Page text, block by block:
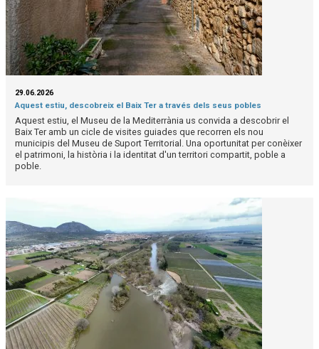
29.06.2026
Aquest estiu, descobreix el Baix Ter a través dels seus pobles
Aquest estiu, el Museu de la Mediterrània us convida a descobrir el
Baix Ter amb un cicle de visites guiades que recorren els nou
municipis del Museu de Suport Territorial. Una oportunitat per conèixer
el patrimoni, la història i la identitat d'un territori compartit, poble a
poble.